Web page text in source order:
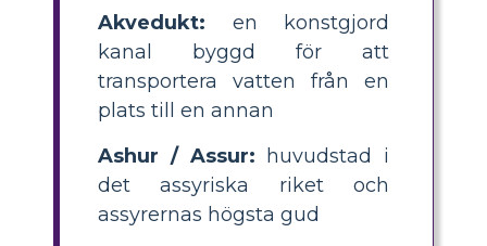
Akvedukt: en konstgjord
kanal byggd för att
transportera vatten från en
plats till en annan
Ashur / Assur: huvudstad i
det assyriska riket och
assyrernas högsta gud